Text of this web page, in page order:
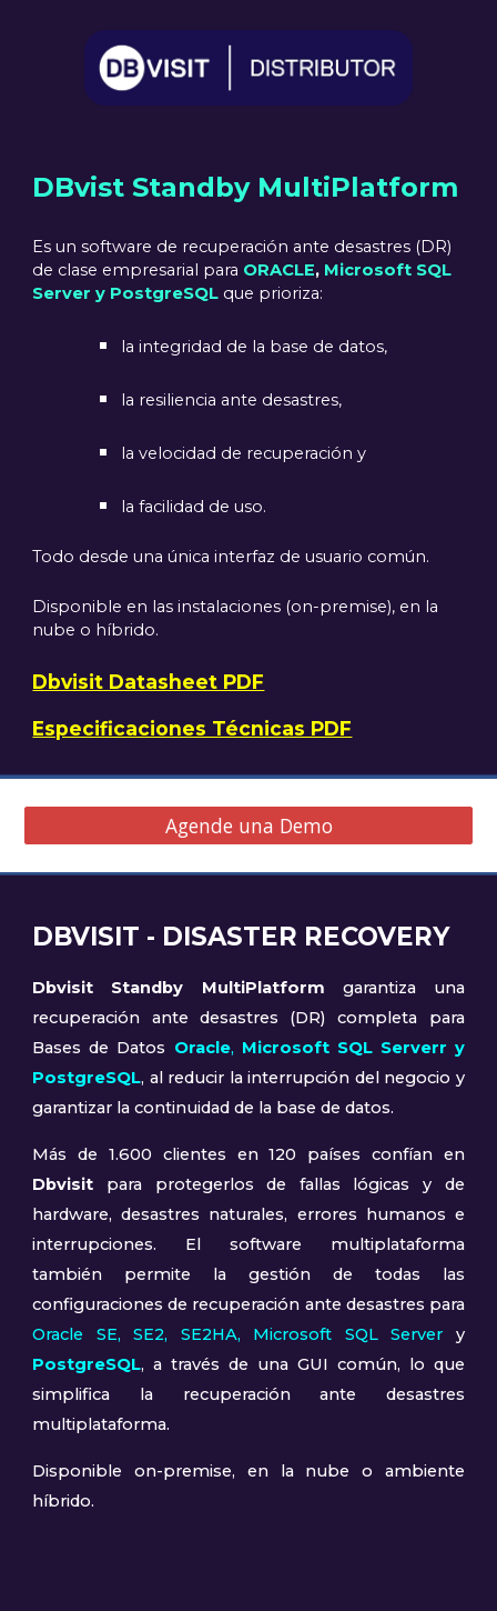
DBvist Standby MultiPlatform
Es un software de recuperación ante desastres (DR)
de clase empresarial para ORACLE, Microsoft SQL
Server y PostgreSQL que prioriza:
la integridad de la base de datos,
la resiliencia ante desastres,
la velocidad de recuperación y
la facilidad de uso.
Todo desde una única interfaz de usuario común.
Disponible en las instalaciones (on-premise), en la
nube o híbrido.
Dbvisit Datasheet PDF
Especificaciones Técnicas PDF
Agende una Demo
DBVISIT - DISASTER RECOVERY
Dbvisit Standby MultiPlatform garantiza una
recuperación ante desastres (DR) completa para
Bases de Datos Oracle, Microsoft SQL Serverr y
PostgreSQL, al reducir la interrupción del negocio y
garantizar la continuidad de la base de datos.
Más de 1.600 clientes en 120 países confían en
Dbvisit para protegerlos de fallas lógicas y de
hardware, desastres naturales, errores humanos e
interrupciones. El software multiplataforma
también permite la gestión de todas las
configuraciones de recuperación ante desastres para
Oracle SE,SE2, SE2HA, Microsoft SQL Server y
PostgreSQL, a través de una GUI común, lo que
simplifica la recuperación ante desastres
multiplataforma.
Disponible on-premise, en la nube o ambiente
híbrido.